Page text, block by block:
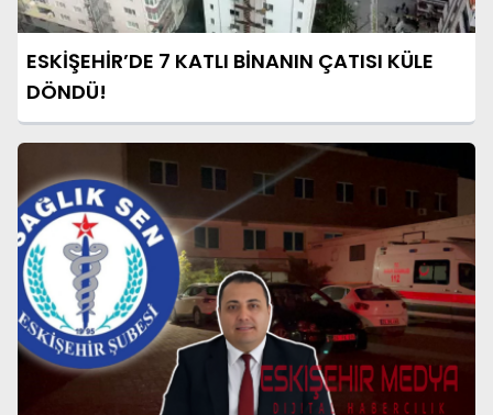
ESKİŞEHİR’DE 7 KATLI BİNANIN ÇATISI KÜLE
DÖNDÜ!